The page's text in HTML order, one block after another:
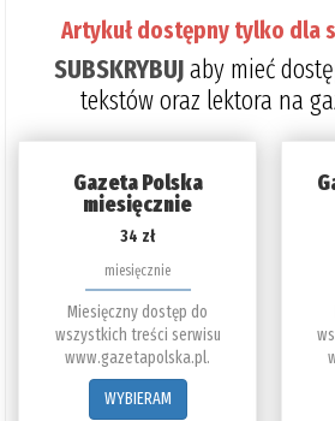
Artykuł dostępny tylko dla
SUBSKRYBUJaby mieć
tekstów oraz lektora na
Gazeta Polska
miesięcznie
34 zł
miesięcznie
Miesięczny dostęp do
wszystkich treści serwisu
www.gazetapolska.pl.
WYBIERAM